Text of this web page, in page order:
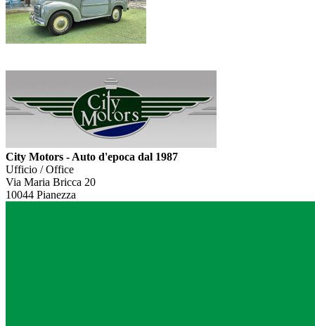
City Motors - Auto d'epoca dal 1987
Ufficio / Office
Via Maria Bricca 20
10044 Pianezza